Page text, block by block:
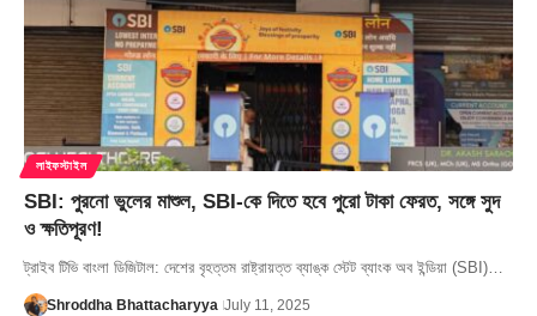
লাইফস্টাইল
SBI: পুরনো ভুলের মাশুল, SBI-কে দিতে হবে পুরো টাকা ফেরত, সঙ্গে সুদ
ও ক্ষতিপূরণ!
ট্রাইব টিভি বাংলা ডিজিটাল: দেশের বৃহত্তম রাষ্ট্রায়ত্ত ব্যাঙ্ক স্টেট ব্যাংক অব ইন্ডিয়া (SBI)…
Shroddha Bhattacharyya July 11, 2025